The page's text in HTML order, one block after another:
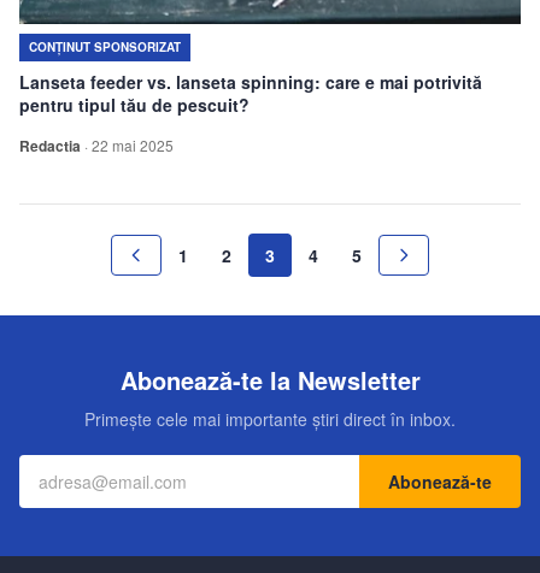
CONȚINUT SPONSORIZAT
Lanseta feeder vs. lanseta spinning: care e mai potrivită
pentru tipul tău de pescuit?
Redactia · 22 mai 2025
1 2 3 4 5
Abonează-te la Newsletter
Primește cele mai importante știri direct în inbox.
Abonează-te